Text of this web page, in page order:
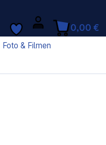
0,00 €
Foto & Filmen